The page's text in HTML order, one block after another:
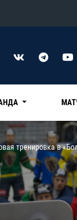
Конференция
Нефтехимик
Трактор
Дивизион
Авангард
КХЛ
тренировка в